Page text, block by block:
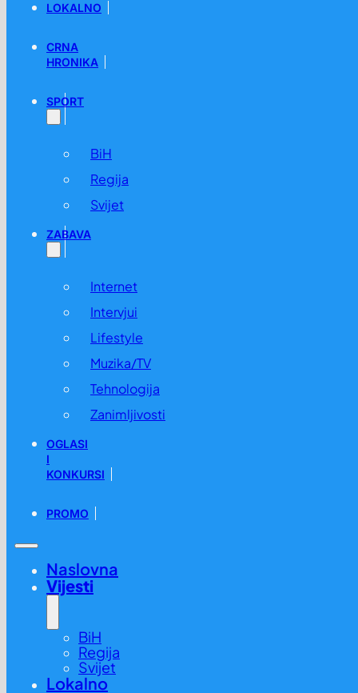
LOKALNO
CRNA
HRONIKA
SPORT
BiH
Regija
Svijet
ZABAVA
Internet
Intervjui
Lifestyle
Muzika/TV
Tehnologija
Zanimljivosti
OGLASI
I
KONKURSI
PROMO
Naslovna
Vijesti
BiH
Regija
Svijet
Lokalno